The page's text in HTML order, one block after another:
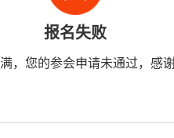
报名失败
，您的参会申请未通过，感